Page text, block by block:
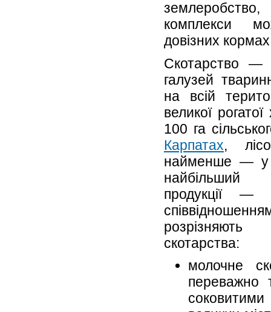
землеробство,
комплекси
довізних
Скотарство —
галузей
на всій
великої
100 га
Карпатах,
найменше — у
найбільший
продукції
скотарства:
молочне
переважно